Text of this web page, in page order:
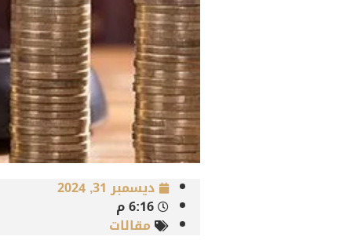
ديسمبر 31, 2024
6:16 م
مقالات